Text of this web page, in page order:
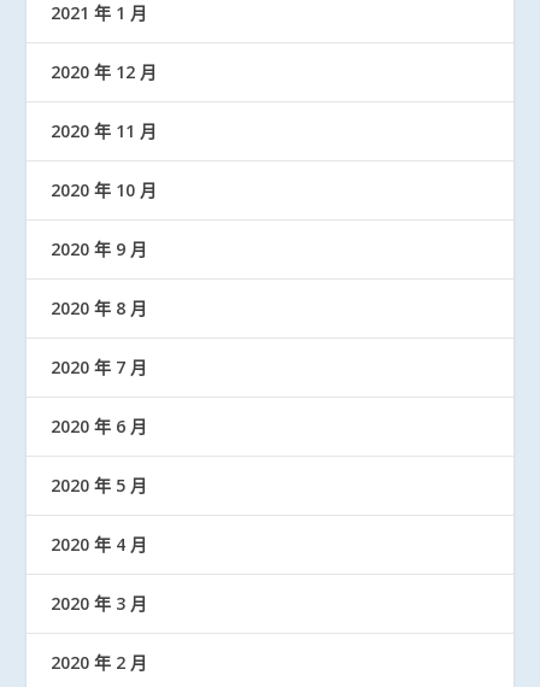
2021 年 1 月
2020 年 12 月
2020 年 11 月
2020 年 10 月
2020 年 9 月
2020 年 8 月
2020 年 7 月
2020 年 6 月
2020 年 5 月
2020 年 4 月
2020 年 3 月
2020 年 2 月